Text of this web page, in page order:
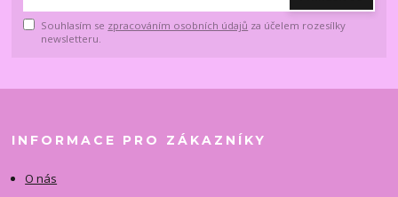
Souhlasím se zpracováním osobních údajů za účelem rozesílky
newsletteru.
INFORMACE PRO ZÁKAZNÍKY
O nás